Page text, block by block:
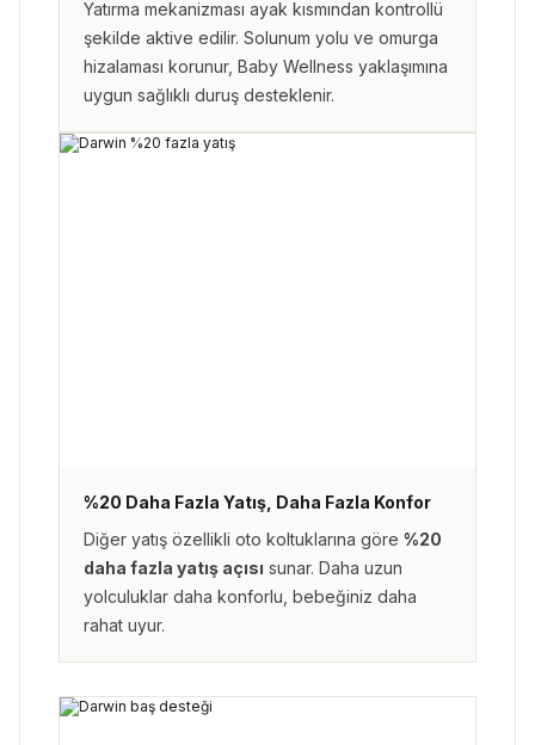
Yatırma mekanizması ayak kısmından kontrollü
şekilde aktive edilir. Solunum yolu ve omurga
hizalaması korunur, Baby Wellness yaklaşımına
uygun sağlıklı duruş desteklenir.
%20 Daha Fazla Yatış, Daha Fazla Konfor
Diğer yatış özellikli oto koltuklarına göre %20
daha fazla yatış açısı sunar. Daha uzun
yolculuklar daha konforlu, bebeğiniz daha
rahat uyur.